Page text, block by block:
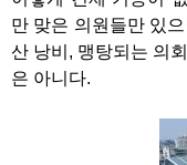
만 맞은 의원들만 있
산 낭비 , 맹탕되는 의
은 아니다.